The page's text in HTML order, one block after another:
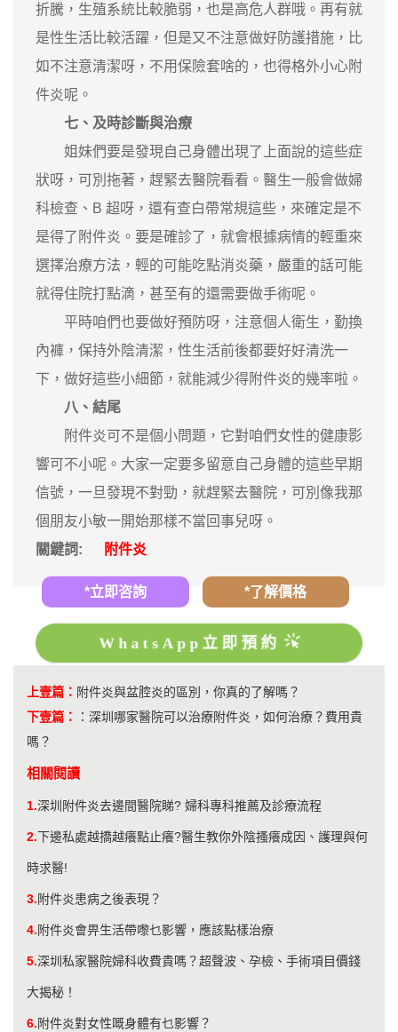
折騰，生殖系統比較脆弱，也是高危人群哦。再有就
是性生活比較活躍，但是又不注意做好防護措施，比
如不注意清潔呀，不用保險套啥的，也得格外小心附
件炎呢。
七、及時診斷與治療
姐妹們要是發現自己身體出現了上面說的這些症
狀呀，可別拖著，趕緊去醫院看看。醫生一般會做婦
科檢查、B 超呀，還有查白帶常規這些，來確定是不
是得了附件炎。要是確診了，就會根據病情的輕重來
選擇治療方法，輕的可能吃點消炎藥，嚴重的話可能
就得住院打點滴，甚至有的還需要做手術呢。
平時咱們也要做好預防呀，注意個人衛生，勤換
內褲，保持外陰清潔，性生活前後都要好好清洗一
下，做好這些小細節，就能減少得附件炎的幾率啦。
八、結尾
附件炎可不是個小問題，它對咱們女性的健康影
響可不小呢。大家一定要多留意自己身體的這些早期
信號，一旦發現不對勁，就趕緊去醫院，可別像我那
個朋友小敏一開始那樣不當回事兒呀。
關鍵詞:
附件炎
*立即咨詢 *了解價格
WhatsApp立即預約
上壹篇： 附件炎與盆腔炎的區別，你真的了解嗎？
下壹篇：
： 深圳哪家醫院可以治療附件炎，如何治療？費用貴
嗎？
相關閱讀
1.深圳附件炎去邊間醫院睇? 婦科專科推薦及診療流程
2.下邊私處越撟越癢點止癢?醫生教你外陰搔癢成因、護理與何
時求醫!
3.附件炎患病之後表現？
4.附件炎會畀生活帶嚟乜影響，應該點樣治療
5.深圳私家醫院婦科收費貴嗎？超聲波、孕檢、手術項目價錢
大揭秘！
6.附件炎對女性嘅身體有乜影響？